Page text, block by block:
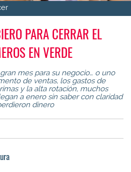
PARA CERRAR EL
EN VERDE
mes para su negocio… o uno
de ventas, los gastos de
y la alta rotación, muchos
a enero sin saber con claridad
dinero